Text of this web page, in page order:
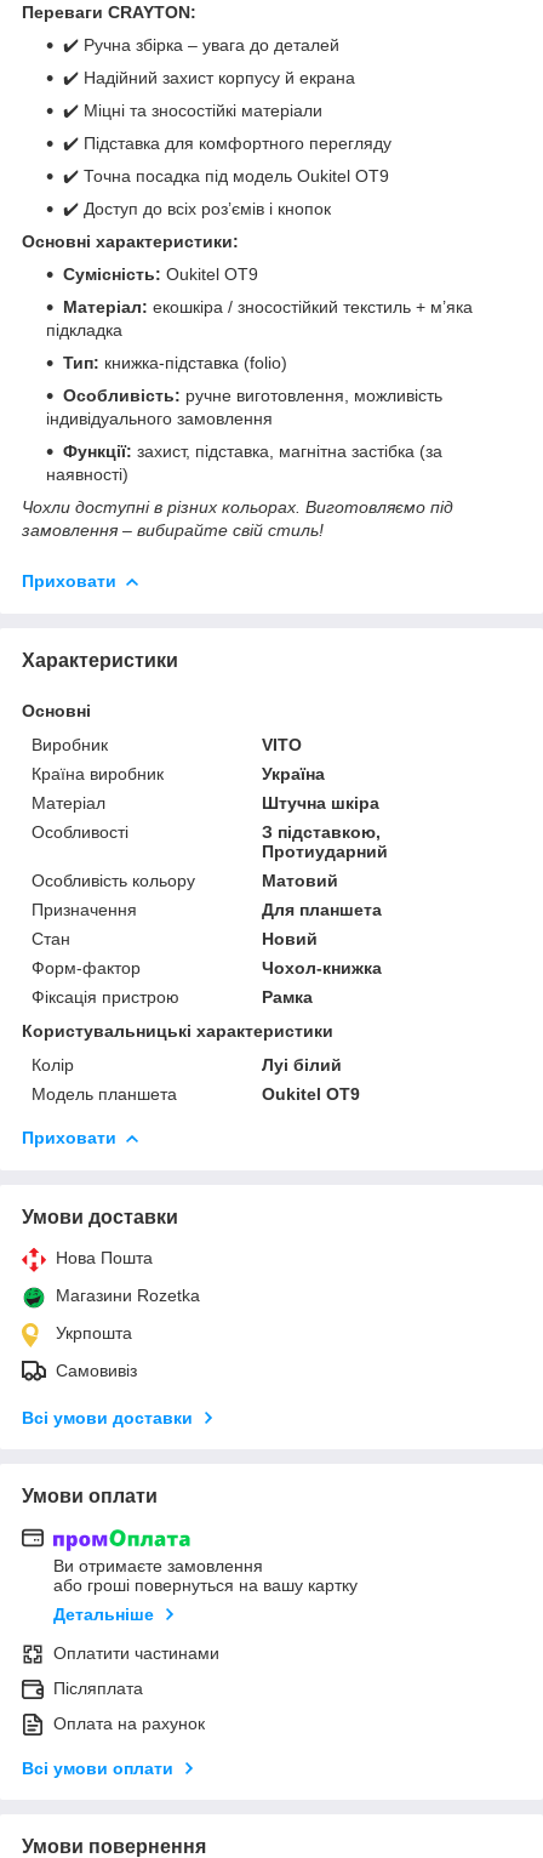
Переваги CRAYTON:
✔️ Ручна збірка – увага до деталей
✔️ Надійний захист корпусу й екрана
✔️ Міцні та зносостійкі матеріали
✔️ Підставка для комфортного перегляду
✔️ Точна посадка під модель Oukitel OT9
✔️ Доступ до всіх роз’ємів і кнопок
Основні характеристики:
Сумісність: Oukitel OT9
Матеріал: екошкіра / зносостійкий текстиль + м’яка
підкладка
Тип: книжка-підставка (folio)
Особливість: ручне виготовлення, можливість
індивідуального замовлення
Функції: захист, підставка, магнітна застібка (за
наявності)
Чохли доступні в різних кольорах. Виготовляємо під
замовлення – вибирайте свій стиль!
Приховати
Характеристики
Основні
Виробник
VITO
Країна виробник
Україна
Матеріал
Штучна шкіра
Особливості
З підставкою,
Протиударний
Особливість кольору
Матовий
Призначення
Для планшета
Стан
Новий
Форм-фактор
Чохол-книжка
Фіксація пристрою
Рамка
Користувальницькі характеристики
Колір
Луі білий
Модель планшета
Oukitel OT9
Приховати
Умови доставки
Нова Пошта
Магазини Rozetka
Укрпошта
Самовивіз
Всі умови доставки
Умови оплати
Ви отримаєте замовлення
або гроші повернуться на вашу картку
Детальніше
Оплатити частинами
Післяплата
Оплата на рахунок
Всі умови оплати
Умови повернення